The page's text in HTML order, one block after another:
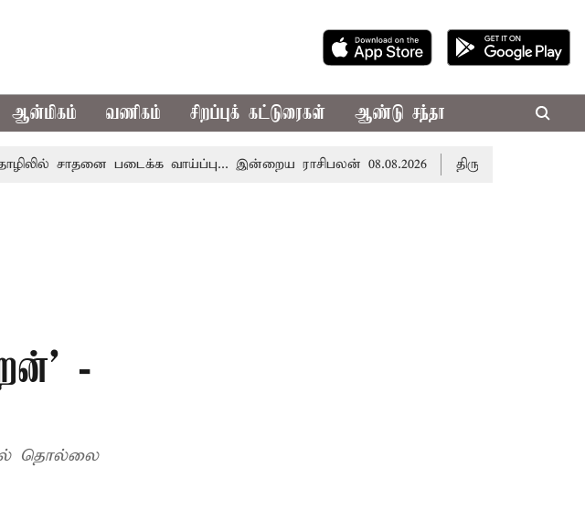
ஆன்மிகம் வணிகம் சிறப்புக் கட்டுரைகள் ஆண்டு சந்தா
சாதனை படைக்க வாய்ப்பு... இன்றைய ராசிபலன் 08.08.2026 திருவண்ணாமலை
-
தொல்லை